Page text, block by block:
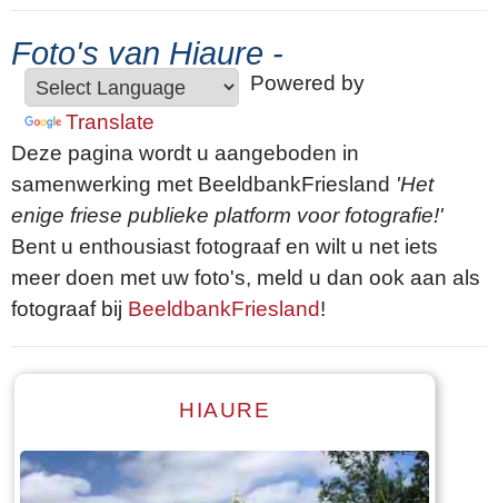
Foto's van Hiaure -
Powered by
Translate
Deze pagina wordt u aangeboden in
samenwerking met BeeldbankFriesland 'Het
enige friese publieke platform voor fotografie!'
Bent u enthousiast fotograaf en wilt u net iets
meer doen met uw foto's, meld u dan ook aan als
fotograaf bij BeeldbankFriesland!
HIAURE